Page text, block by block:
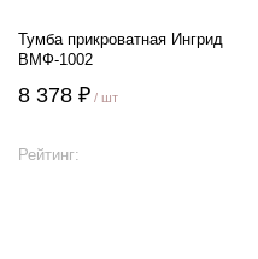
Тумба прикроватная Ингрид
ВМФ-1002
8 378 ₽ / шт
Рейтинг: